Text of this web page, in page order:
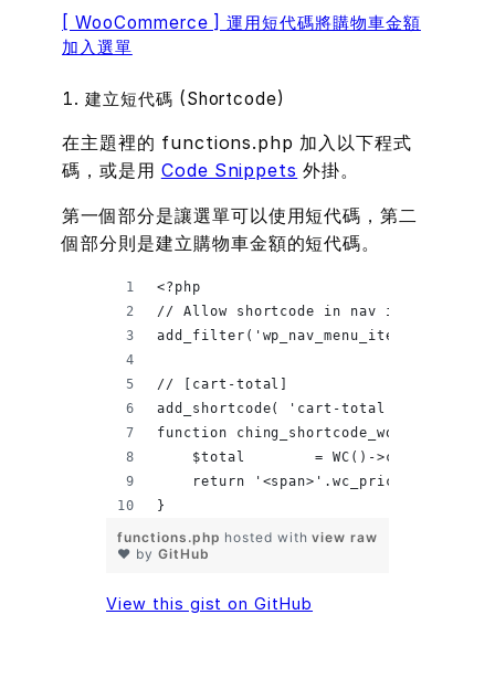
[ WooCommerce ] 運用短代碼將購物車金額
加入選單
1. 建立短代碼 (Shortcode)
在主題裡的 functions.php 加入以下程式
碼，或是用 Code Snippets 外掛。
第一個部分是讓選單可以使用短代碼，第二
個部分則是建立購物車金額的短代碼。
<?php
// Allow shortcode in nav items
add_filter('wp_nav_menu_items',
// [cart-total]
add_shortcode( 'cart-total',
function
$total        = WC()->cart-
return
}
view raw
functions.php hosted with
❤ by GitHub
View this gist on GitHub